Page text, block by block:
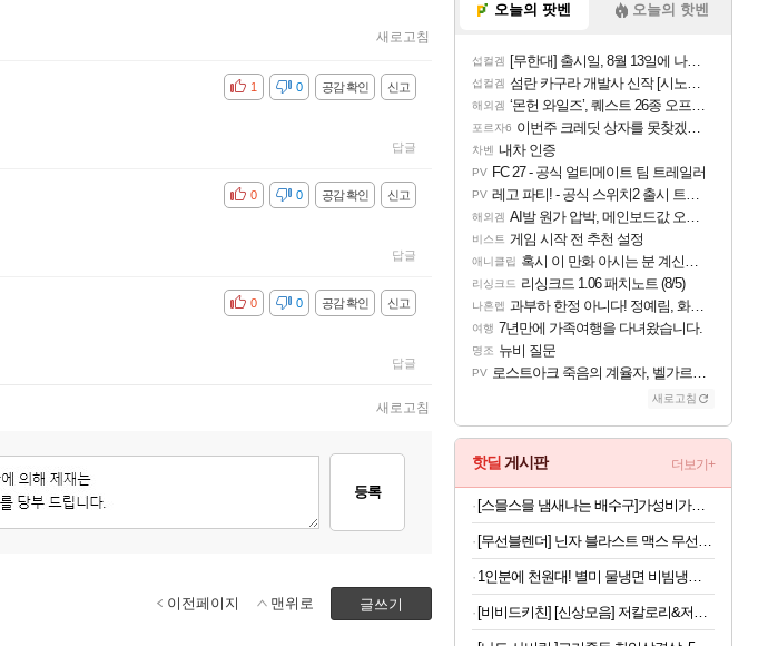
새로고침
신고
공감 확인
비공감 0
1
답글
신고
공감 확인
비공감 0
0
답글
신고
공감 확인
비공감 0
0
답글
새로고침
등록
글쓰기
이전페이지 맨위로
오늘의 팟벤 오늘의 핫벤
섭컬겜 [무한대] 출시일, 8월 13일에 나오나
섭컬겜 섬란 카구라 개발사 신작 [시노비 넥서스] 연내 출시 예정
해외겜 ‘몬헌 와일즈’, 퀘스트 26종 오프라인 지원
포르자6 이번주 크레딧 상자를 못찾겠어요
차벤 내차 인증
PV FC 27 - 공식 얼티메이트 팀 트레일러
PV 레고 파티! - 공식 스위치2 출시 트레일러
해외겜 AI발 원가 압박, 메인보드값 오르나
비스트 게임 시작 전 추천 설정
애니클립 혹시 이 만화 아시는 분 계신가요
리싱크드 리싱크드 1.06 패치노트 (8/5)
나혼렙 과부하 한정 아니다! 정예림, 화속성 서포터 세대 교체
여행 7년만에 가족여행을 다녀왔습니다.
명조 뉴비 질문
PV 로스트아크 죽음의 계율자, 벨가르딘 티저
새로고침
핫딜 게시판 더보기+
[스믈스믈 냄새나는 배수구]가성비가브랜드다 배수구 클리너, 2.1L, 6개